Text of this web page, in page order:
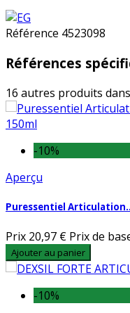
Référence 4523098
Références
16 autres produits dans
-10%
Aperçu
Puressentiel
Prix 20,97 € Prix de
Ajouter au panier
-10%